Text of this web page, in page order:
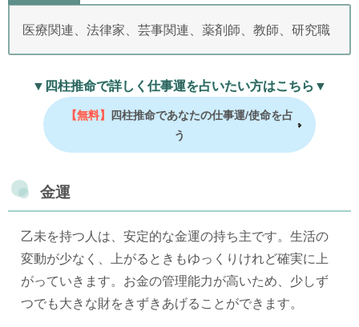
医療関連、法律家、芸事関連、薬剤師、教師、研究職
▼四柱推命で詳しく仕事運を占いたい方はこちら▼
【無料】 四柱推命であなたの仕事運/使命を占
う
金運
乙未を持つ人は、安定的な金運の持ち主です。生活の
変動が少なく、上がるときもゆっくりけれど確実に上
がっていきます。お金の管理能力が高いため、少しず
つでも大きな財をきずきあげることができます。